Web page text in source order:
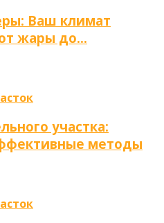
Ваш климат
жары до…
участка:
методы